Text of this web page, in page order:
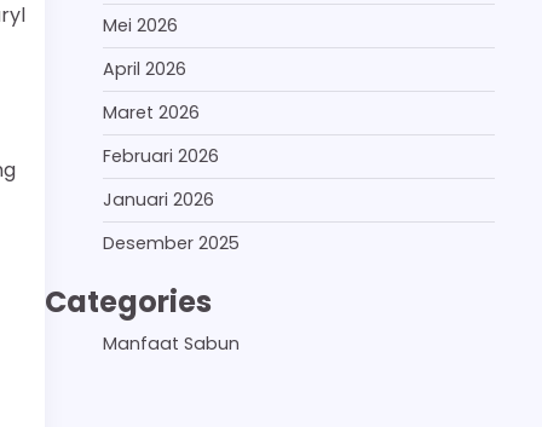
Mei 2026
April 2026
Maret 2026
Februari 2026
Januari 2026
Desember 2025
Categories
Manfaat Sabun